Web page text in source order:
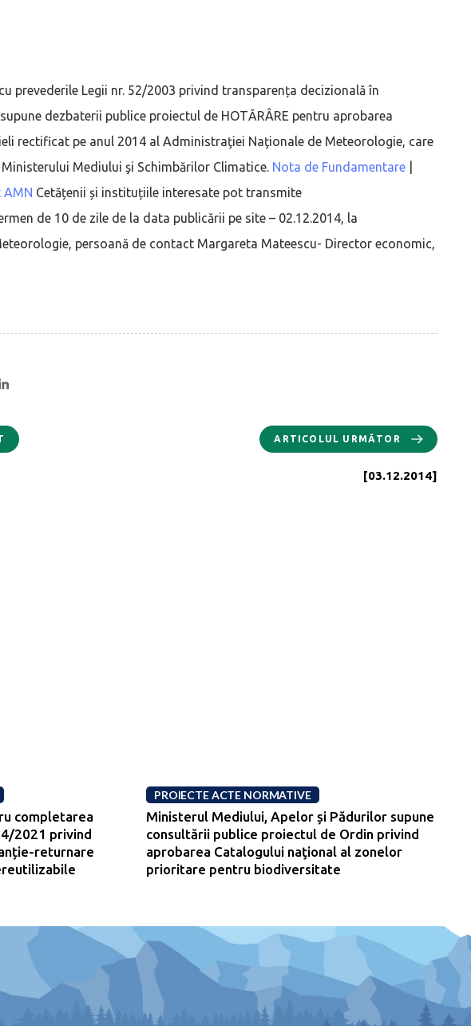
prevederile Legii nr. 52/2003 privind transparența decizională în
dezbaterii publice proiectul de HOTĂRÂRE pentru aprobarea
rectificat pe anul 2014 al Administraţiei Naţionale de Meteorologie, care
Mediului şi Schimbărilor Climatice. Nota de Fundamentare
AMN Cetățenii și instituțiile interesate pot transmite
de 10 de zile de la data publicării pe site – 02.12.2014, la
persoană de contact Margareta Mateescu- Director economic,
ARTICOLUL URMĂTOR
[03.12.2014]
completarea
2021 privind
returnare
PROIECTE ACTE NORMATIVE
Ministerul Mediului, Apelor și Pădurilor supune
consultării publice proiectul de Ordin privind
aprobarea Catalogului naţional al zonelor
prioritare pentru biodiversitate